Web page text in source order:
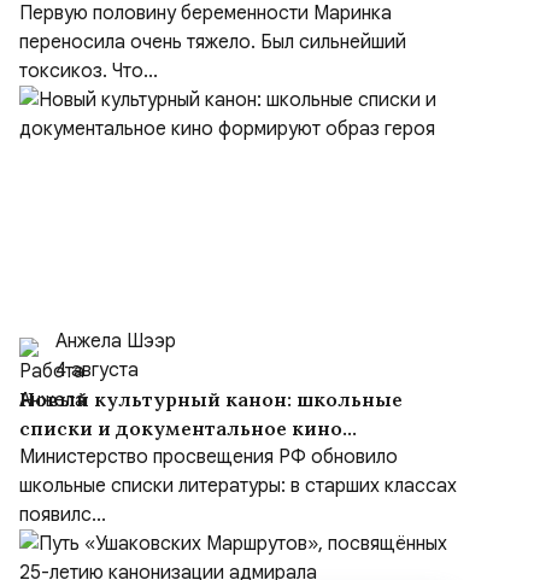
Первую половину беременности Маринка
переносила очень тяжело. Был сильнейший
токсикоз. Что...
Анжела Шээр
4 августа
Новый культурный канон: школьные
списки и документальное кино
формируют образ героя
Министерство просвещения РФ обновило
школьные списки литературы: в старших классах
появилс...